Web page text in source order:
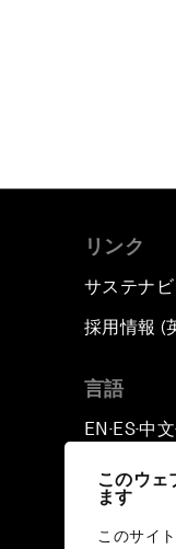
このウェ
ます
このサイ
リンク
サステナ
採用情報 (
言語
EN ▪ ES▪中文